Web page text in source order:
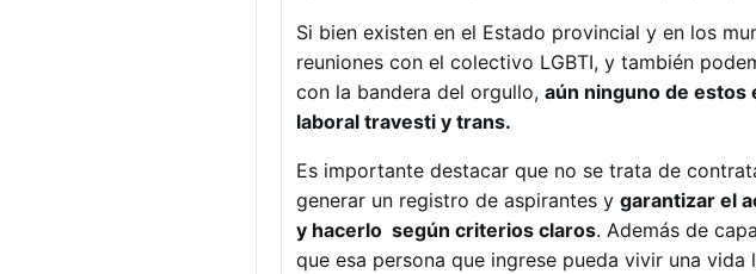
Si bien existen en el Estado provincial y en los
reuniones con el colectivo LGBTI, y también
con la bandera del orgullo, aún ninguno de estos
laboral travesti y trans.
Es importante destacar que no se trata de
generar un registro de aspirantes y garantizar el
y hacerlo según criterios claros. Además de
que esa persona que ingrese pueda vivir una